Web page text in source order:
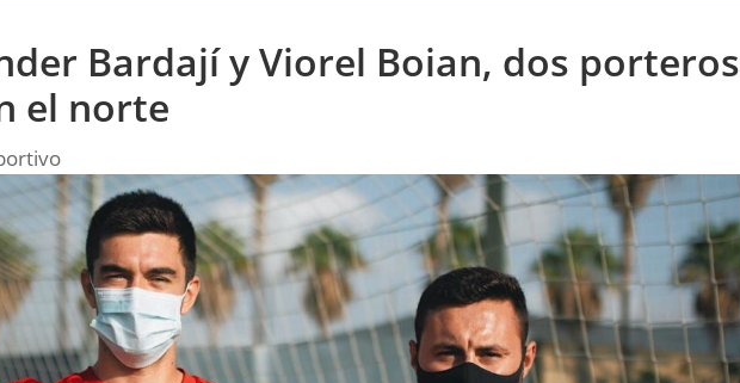
Bardají y Viorel Boian, dos porteros
el norte